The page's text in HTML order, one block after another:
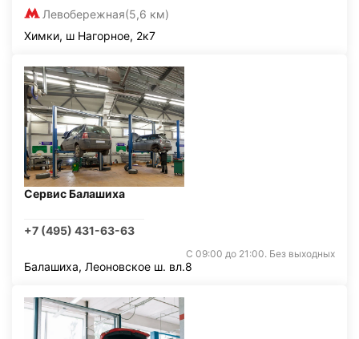
Левобережная(5,6 км)
Химки, ш Нагорное, 2к7
Сервис Балашиха
+7 (495) 431-63-63
С 09:00 до 21:00. Без выходных
Балашиха, Леоновское ш. вл.8